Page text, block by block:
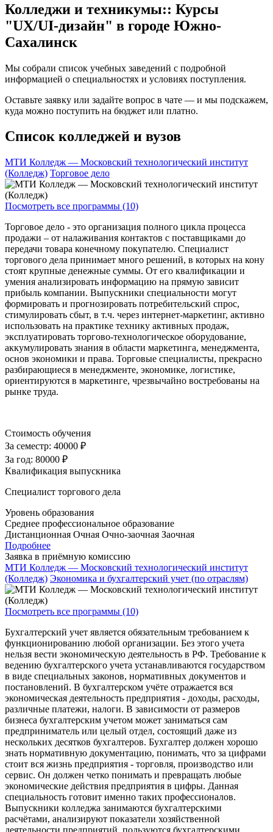
Колледжи и техникумы:: Курсы
"UX/UI-дизайн" в городе Южно-
Сахалинск
Мы собрали список учебных заведений с подробной
информацией о специальностях и условиях поступления.
Оставьте заявку или задайте вопрос в чате — и мы подскажем,
куда можно поступить на бюджет или платно.
Список колледжей и вузов
МТИ Колледж — Московский технологический институт
(Колледж) Торговое дело
Посмотреть все программы (10)
Торговое дело - это организация полного цикла процесса
продажи – от налаживания контактов с поставщиками до
передачи товара конечному покупателю. Специалист
торгового дела принимает много решений, в которых на кону
стоят крупные денежные суммы. От его квалификации и
умения анализировать информацию на прямую зависит
прибыль компании. Выпускники специальности могут
формировать и прогнозировать потребительский спрос,
стимулировать сбыт, в т.ч. через интернет-маркетинг, активно
использовать на практике технику активных продаж,
эксплуатировать торгово-технологическое оборудование,
аккумулировать знания в области маркетинга, менеджмента,
основ экономики и права. Торговые специалисты, прекрасно
разбирающиеся в менеджменте, экономике, логистике,
ориентируются в маркетинге, чрезвычайно востребованы на
рынке труда.
Стоимость обучения
За семестр: 40000 ₽
За год: 80000 ₽
Квалификация выпускника
Специалист торгового дела
Уровень образования
Среднее профессиональное образование
Дистанционная Очная Очно-заочная Заочная
Подробнее
Заявка в приёмную комиссию
МТИ Колледж — Московский технологический институт
(Колледж) Экономика и бухгалтерский учет (по отраслям)
Посмотреть все программы (10)
Бухгалтерский учет является обязательным требованием к
функционированию любой организации. Без этого учета
нельзя вести экономическую деятельность в РФ. Требование к
ведению бухгалтерского учета устанавливаются государством
в виде специальных законов, нормативных документов и
постановлений. В бухгалтерском учёте отражается вся
экономическая деятельность предприятия - доходы, расходы,
различные платежи, налоги. В зависимости от размеров
бизнеса бухгалтерским учетом может заниматься сам
предприниматель или целый отдел, состоящий даже из
нескольких десятков бухгалтеров. Бухгалтер должен хорошо
знать нормативную документацию, понимать, что за цифрами
стоит вся жизнь предприятия - торговля, производство или
сервис. Он должен четко понимать и превращать любые
экономические действия предприятия в цифры. Данная
специальность готовит именно таких профессионалов.
Выпускники колледжа занимаются бухгалтерскими
расчётами, анализируют показатели хозяйственной